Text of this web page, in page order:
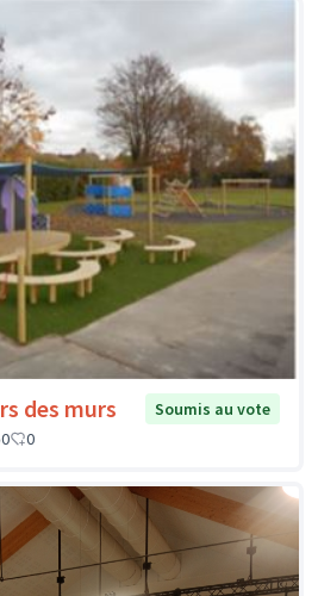
des murs
Soumis au vote
0 0